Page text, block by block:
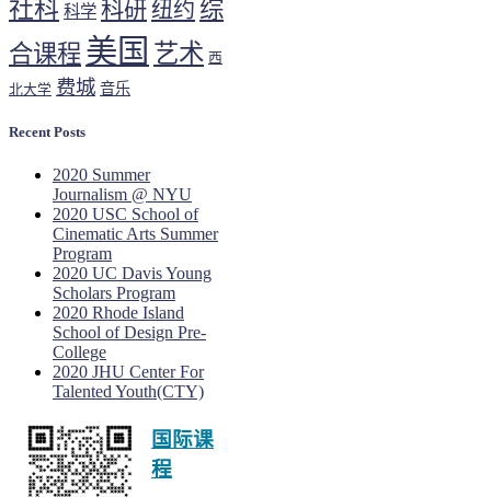
社科 科学 科研纽约 综
合课程 美国 艺术 西
北大学 费城 音乐
Recent Posts
2020 Summer
Journalism @ NYU
2020 USC School of
Cinematic Arts Summer
Program
2020 UC Davis Young
Scholars Program
2020 Rhode Island
School of Design Pre-
College
2020 JHU Center For
Talented Youth(CTY)
国际课
程